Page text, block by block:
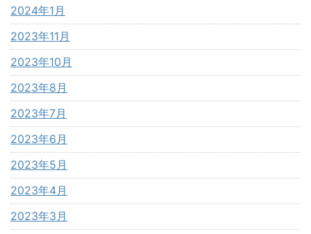
2024年1月
2023年11月
2023年10月
2023年8月
2023年7月
2023年6月
2023年5月
2023年4月
2023年3月